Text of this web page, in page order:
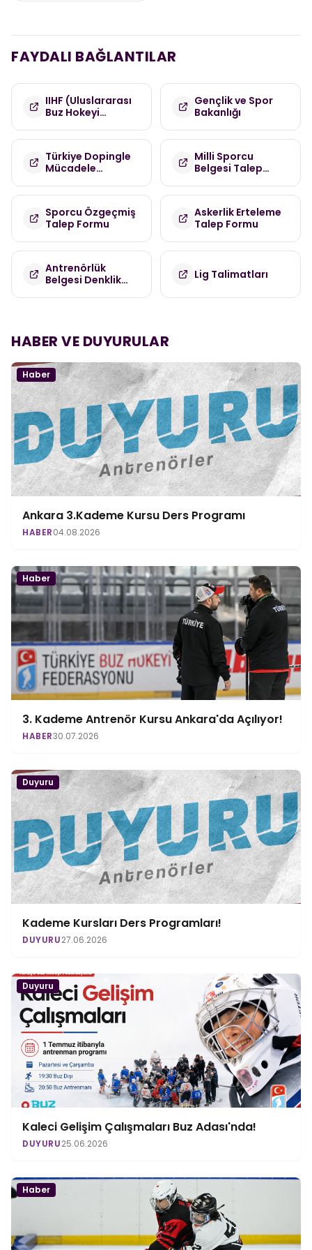
FAYDALI BAĞLANTILAR
IIHF (Uluslararası
Buz Hokeyi
Gençlik ve Spor
Bakanlığı
Türkiye Dopingle
Mücadele
(TDMK)
Milli Sporcu
Belgesi Talep
Sporcu Özgeçmiş
Talep Formu
Askerlik Erteleme
Talep Formu
Antrenörlük
Belgesi Denklik
Lig Talimatları
HABER VE DUYURULAR
Haber
Ankara 3.Kademe Kursu Ders Programı
HABER04.08.2026
Haber
3. Kademe Antrenör Kursu Ankara'da Açılıyor!
HABER30.07.2026
Duyuru
Kademe Kursları Ders Programları!
DUYURU27.06.2026
Duyuru
Kaleci Gelişim Çalışmaları Buz Adası'nda!
DUYURU25.06.2026
Haber